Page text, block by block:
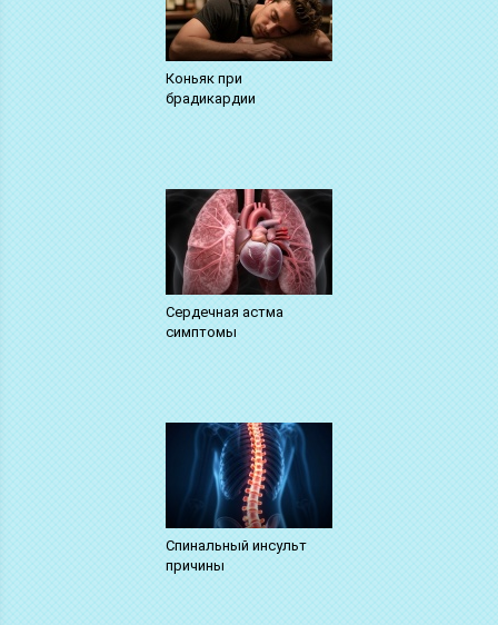
Коньяк при
брадикардии
Сердечная астма
симптомы
Спинальный инсульт
причины